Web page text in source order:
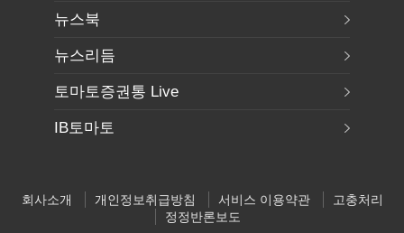
뉴스북
뉴스리듬
토마토증권통 Live
IB토마토
회사소개 개인정보취급방침 서비스 이용약관
고충처리
정정반론보도